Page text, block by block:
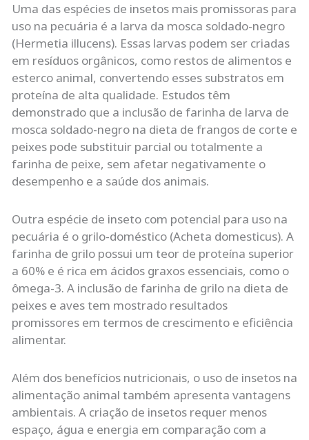
Uma das espécies de insetos mais promissoras para
uso na pecuária é a larva da mosca soldado-negro
(Hermetia illucens). Essas larvas podem ser criadas
em resíduos orgânicos, como restos de alimentos e
esterco animal, convertendo esses substratos em
proteína de alta qualidade. Estudos têm
demonstrado que a inclusão de farinha de larva de
mosca soldado-negro na dieta de frangos de corte e
peixes pode substituir parcial ou totalmente a
farinha de peixe, sem afetar negativamente o
desempenho e a saúde dos animais.
Outra espécie de inseto com potencial para uso na
pecuária é o grilo-doméstico (Acheta domesticus). A
farinha de grilo possui um teor de proteína superior
a 60% e é rica em ácidos graxos essenciais, como o
ômega-3. A inclusão de farinha de grilo na dieta de
peixes e aves tem mostrado resultados
promissores em termos de crescimento e eficiência
alimentar.
Além dos benefícios nutricionais, o uso de insetos na
alimentação animal também apresenta vantagens
ambientais. A criação de insetos requer menos
espaço, água e energia em comparação com a